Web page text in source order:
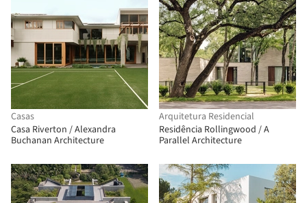
Casas
Casa Riverton / Alexandra
Buchanan Architecture
Arquitetura Residencial
Residência Rollingwood / A
Parallel Architecture